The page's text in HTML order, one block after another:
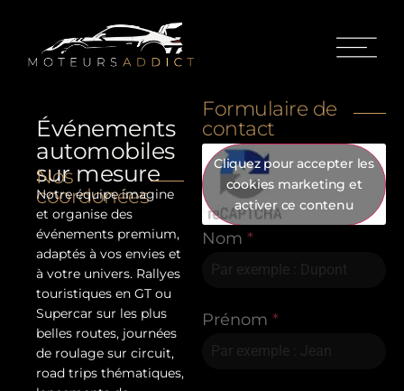
Événements
automobiles
sur mesure
Nos
coordonées
Notre équipe imagine
et organise des
événements premium,
adaptés à vos envies et
à votre univers. Rallyes
touristiques en GT ou
Supercar sur les plus
belles routes, journées
de roulage sur circuit,
road trips thématiques,
Formulaire de
contact
Cliquez pour accepter les
cookies marketing et
activer ce contenu
Nom *
Prénom *